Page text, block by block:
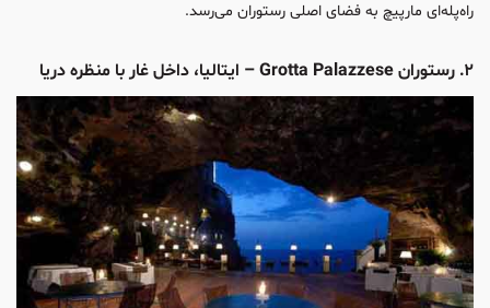
راه‌پله‌ای مارپیچ به فضای اصلی رستوران می‌رسد.
۲. رستوران Grotta Palazzese – ایتالیا، داخل غار با منظره دریا